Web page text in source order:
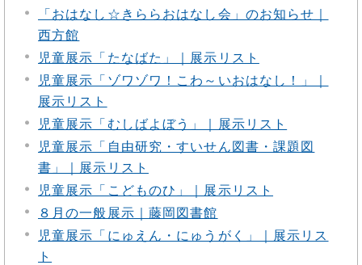
「おはなし☆きららおはなし会」のお知らせ｜
西方館
児童展示「たなばた」｜展示リスト
児童展示「ゾワゾワ！こわ～いおはなし！」｜
展示リスト
児童展示「むしばよぼう」｜展示リスト
児童展示「自由研究・すいせん図書・課題図
書」｜展示リスト
児童展示「こどものひ」｜展示リスト
８月の一般展示｜藤岡図書館
児童展示「にゅえん・にゅうがく」｜展示リス
ト